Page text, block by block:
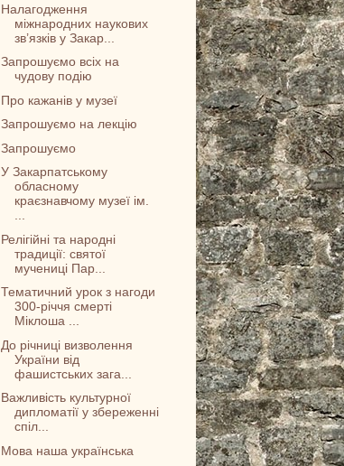
Налагодження
міжнародних наукових
зв’язків у Закар...
Запрошуємо всіх на
чудову подію
Про кажанів у музеї
Запрошуємо на лекцію
Запрошуємо
У Закарпатському
обласному
краєзнавчому музеї ім.
...
Релігійні та народні
традиції: святої
мучениці Пар...
Тематичний урок з нагоди
300-річчя смерті
Міклоша ...
До річниці визволення
України від
фашистських зага...
Важливість культурної
дипломатії у збереженні
спіл...
Мова наша українська